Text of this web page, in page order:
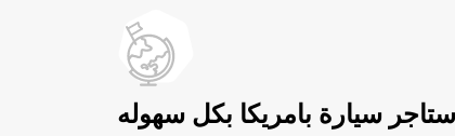
استاجر سيارة بامريكا بكل سهوله